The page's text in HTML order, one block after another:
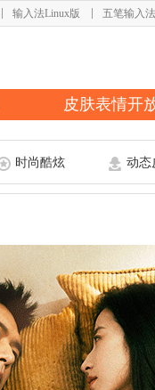
输入法Linux版 五笔输入法
皮肤表情开
时尚酷炫 动态